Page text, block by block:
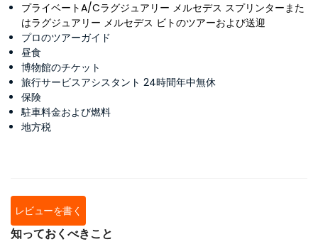
プライベートA/Cラグジュアリー メルセデス スプリンターまた
はラグジュアリー メルセデス ビトのツアーおよび送迎
プロのツアーガイド
昼食
博物館のチケット
旅行サービスアシスタント 24時間年中無休
保険
駐車料金および燃料
地方税
レビューを書く
知っておくべきこと